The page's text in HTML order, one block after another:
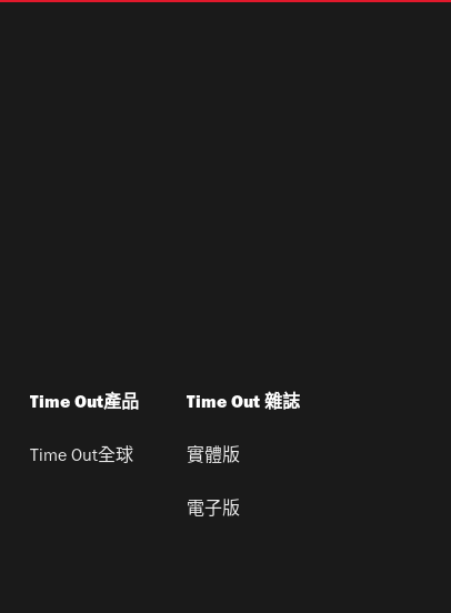
Time Out產品
Time Out全球
Time Out 雜誌
實體版
電子版